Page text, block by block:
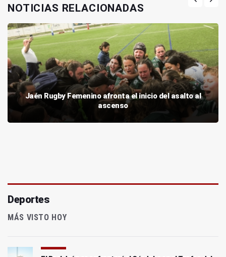
NOTICIAS RELACIONADAS
Jaén Rugby Femenino afronta el inicio del asalto al
ascenso
Deportes
MÁS VISTO HOY